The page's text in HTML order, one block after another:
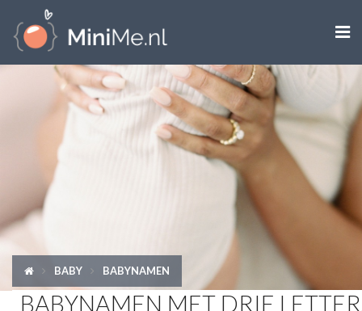

ZWANGER WORDEN
PEUTER
BABY BABYNAMEN
BABYNAMEN MET DRIE